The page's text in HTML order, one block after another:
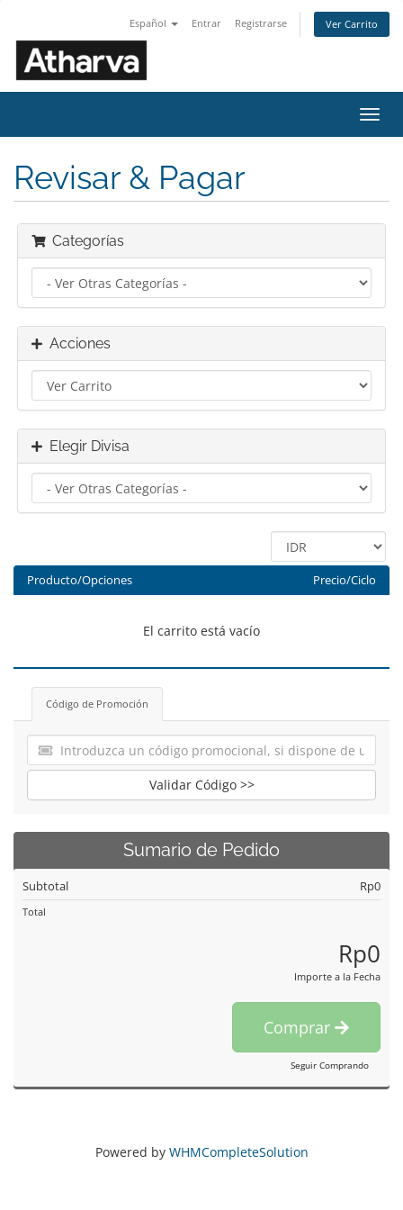
Español Entrar Registrarse Ver Carrito
Revisar & Pagar
Categorías
Acciones
Elegir Divisa
Producto/Opciones Precio/Ciclo
El carrito está vacío
Código de Promoción
Validar Código >>
Sumario de Pedido
Subtotal Rp0
Total
Rp0
Importe a la Fecha
Comprar
Seguir Comprando
Powered by WHMCompleteSolution